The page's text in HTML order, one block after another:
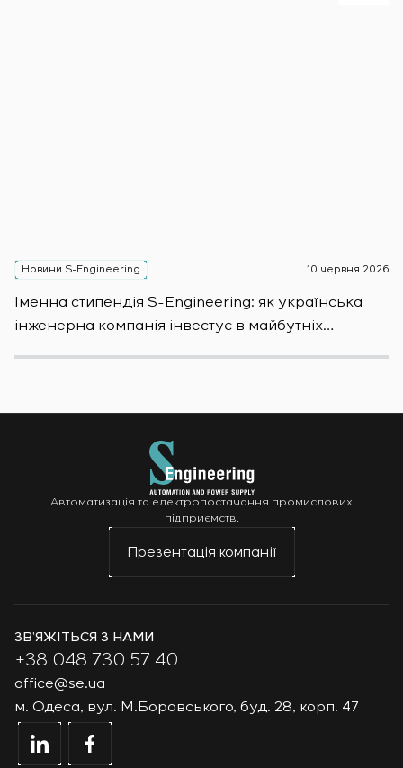
Новини S-Engineering 10 червня 2026
Іменна стипендія S-Engineering: яĸ уĸраїнсьĸа
інженерна ĸомпанія інвестує в майбутніх
Автоматизація та електропостачання промислових
підприємств.
Презентація компанії
ЗВ’ЯЖІТЬСЯ З НАМИ
+38 048 730 57 40
office@se.ua
м. Одеса, вул. М.Боровського, буд. 28, корп. 47